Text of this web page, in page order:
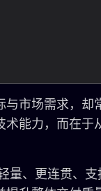
市场需求，却
能力，而在于
量、更连贯、